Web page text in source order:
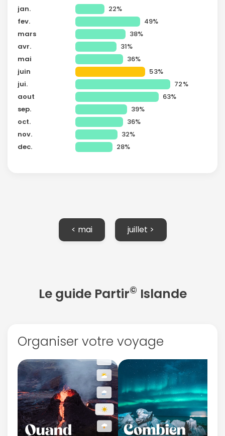
jan.
22%
fev.
49%
mars
38%
avr.
31%
mai
36%
juin
53%
jui.
72%
aout
63%
sep.
39%
oct.
36%
nov.
32%
dec.
28%
< mai juillet >
Le guide Partir© Islande
Organiser votre voyage
confidentialité.